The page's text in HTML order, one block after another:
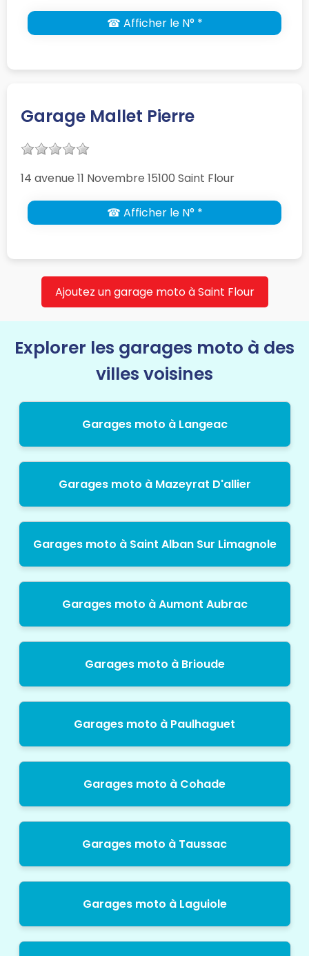
☎ Afficher le N° *
Garage Mallet Pierre
14 avenue 11 Novembre 15100 Saint Flour
☎ Afficher le N° *
Ajoutez un garage moto à Saint Flour
Explorer les garages moto à des
villes voisines
Garages moto à Langeac
Garages moto à Mazeyrat D'allier
Garages moto à Saint Alban Sur Limagnole
Garages moto à Aumont Aubrac
Garages moto à Brioude
Garages moto à Paulhaguet
Garages moto à Cohade
Garages moto à Taussac
Garages moto à Laguiole